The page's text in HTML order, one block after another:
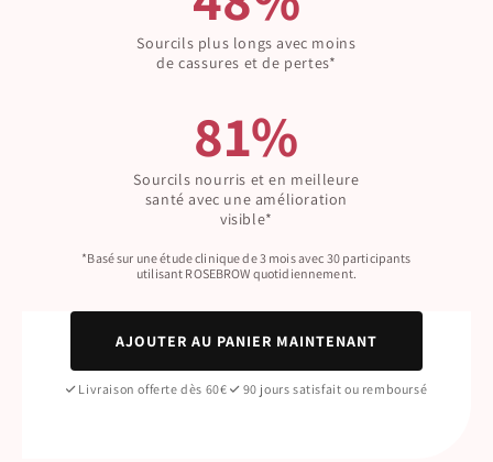
Sourcils plus longs avec moins
de cassures et de pertes*
81%
Sourcils nourris et en meilleure
santé avec une amélioration
visible*
*Basé sur une étude clinique de 3 mois avec 30 participants
utilisant ROSEBROW quotidiennement.
AJOUTER AU PANIER MAINTENANT
Livraison offerte dès 60€ 90 jours satisfait ou remboursé